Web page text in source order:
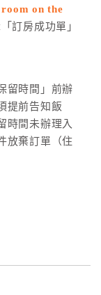
room on the
訂房成功單」
留時間」前辦
提前告知飯
時間未辦理入
放棄訂單（住